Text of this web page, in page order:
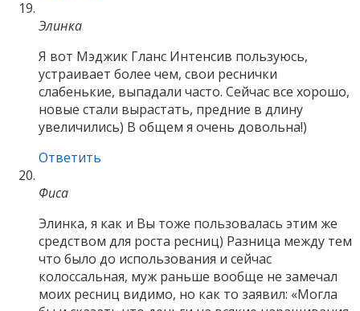
Элинка
Я вот Мэджик Гланс Интенсив пользуюсь,
устраивает более чем, свои реснички
слабенькие, выпадали часто. Сейчас все хорошо,
новые стали вырастать, предние в длину
увеличились) В общем я очень довольна!)
Ответить
Фиса
Элинка, я как и Вы тоже пользовалась этим же
средством для роста ресниц) Разница между тем
что было до использования и сейчас
колоссальная, муж раньше вообще не замечал
моих ресниц видимо, но как то заявил: «Могла